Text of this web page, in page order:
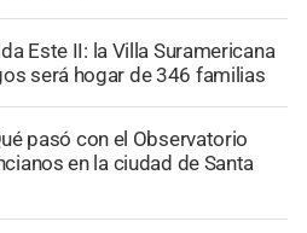
Este II: la Villa Suramericana
será hogar de 346 familias
pasó con el Observatorio
en la ciudad de Santa